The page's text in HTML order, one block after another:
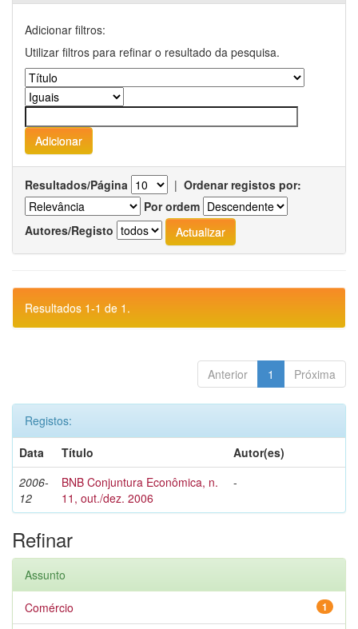
Adicionar filtros:
Utilizar filtros para refinar o resultado da pesquisa.
Resultados/Página | Ordenar registos por:
Por ordem
Autores/Registo
Resultados 1-1 de 1.
Anterior 1 Próxima
Registos:
Data
Título
Autor(es)
2006-
12
BNB Conjuntura Econômica, n.
11, out./dez. 2006
-
Refinar
Assunto
1
Comércio